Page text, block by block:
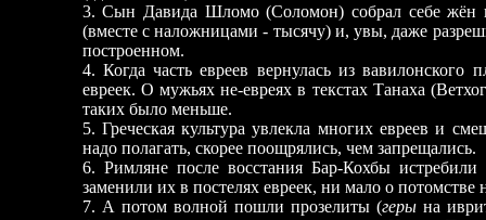
3. Сын Давида Шломо (Соломон) собрал себе жён
(вместе с наложницами - тысячу) и, увы, даже
построенном.
4. Когда часть евреев вернулась из
евреек. О мужьях не-евреях в текстах Танаха
таких было меньше.
5. Греческая культура увлекла многих евреев и
надо полагать, скорее поощрялись, чем запрещались.
6. Римляне после восстания Бар-Кохбы
заменили их в постелях евреек, ни мало о потомстве
7. А потом волной пошли прозелиты (герына